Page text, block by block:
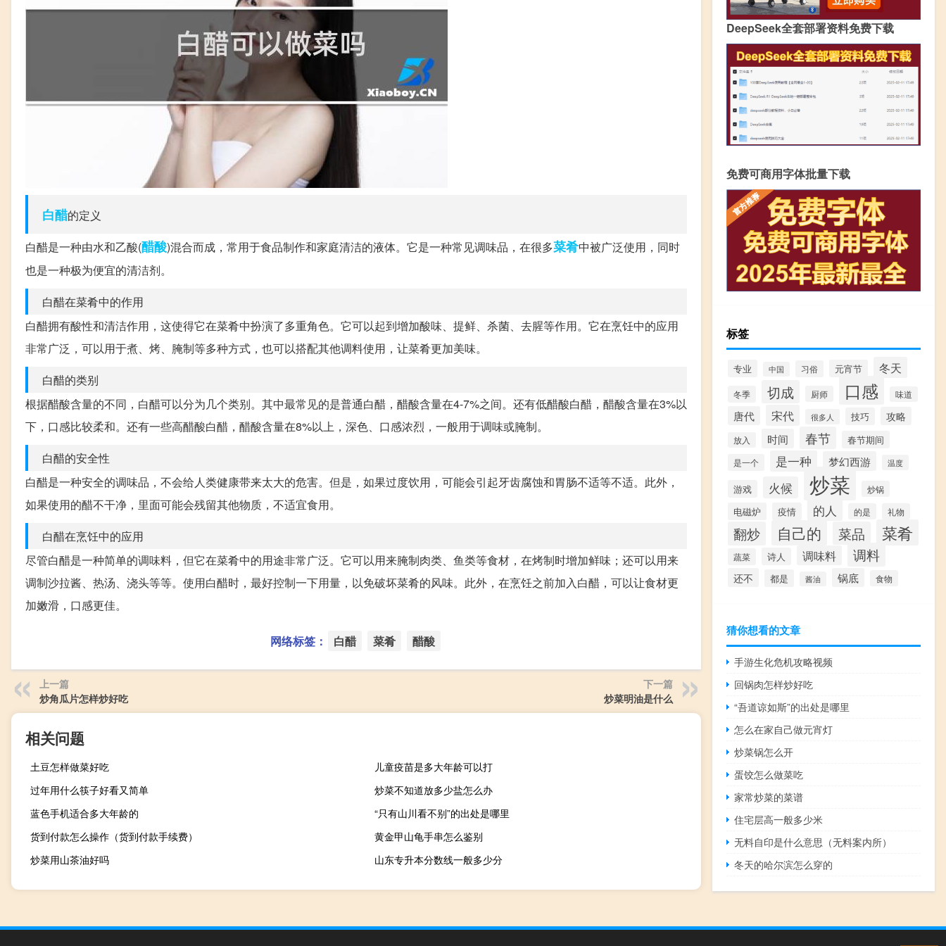
白醋的定义
白醋是一种由水和乙酸(醋酸)混合而成，常用于食品制作和家庭清洁的液体。它是一种常见调味品，在很多菜肴中被广泛使用，同时
也是一种极为便宜的清洁剂。
白醋在菜肴中的作用
白醋拥有酸性和清洁作用，这使得它在菜肴中扮演了多重角色。它可以起到增加酸味、提鲜、杀菌、去腥等作用。它在烹饪中的应用
非常广泛，可以用于煮、烤、腌制等多种方式，也可以搭配其他调料使用，让菜肴更加美味。
白醋的类别
根据醋酸含量的不同，白醋可以分为几个类别。其中最常见的是普通白醋，醋酸含量在4-7%之间。还有低醋酸白醋，醋酸含量在3%以
下，口感比较柔和。还有一些高醋酸白醋，醋酸含量在8%以上，深色、口感浓烈，一般用于调味或腌制。
白醋的安全性
白醋是一种安全的调味品，不会给人类健康带来太大的危害。但是，如果过度饮用，可能会引起牙齿腐蚀和胃肠不适等不适。此外，
如果使用的醋不干净，里面可能会残留其他物质，不适宜食用。
白醋在烹饪中的应用
尽管白醋是一种简单的调味料，但它在菜肴中的用途非常广泛。它可以用来腌制肉类、鱼类等食材，在烤制时增加鲜味；还可以用来
调制沙拉酱、热汤、浇头等等。使用白醋时，最好控制一下用量，以免破坏菜肴的风味。此外，在烹饪之前加入白醋，可以让食材更
加嫩滑，口感更佳。
网络标签： 白醋 菜肴 醋酸
上一篇
炒角瓜片怎样炒好吃
下一篇
炒菜明油是什么
相关问题
土豆怎样做菜好吃
儿童疫苗是多大年龄可以打
过年用什么筷子好看又简单
炒菜不知道放多少盐怎么办
蓝色手机适合多大年龄的
“只有山川看不别”的出处是哪里
货到付款怎么操作（货到付款手续费）
黄金甲山龟手串怎么鉴别
炒菜用山茶油好吗
山东专升本分数线一般多少分
DeepSeek全套部署资料免费下载
免费可商用字体批量下载
标签
专业 中国 习俗 元宵节 冬天
冬季 切成 厨师 口感 味道
唐代 宋代 很多人 技巧 攻略
放入 时间 春节 春节期间
是一个 是一种 梦幻西游 温度
游戏 火候 炒菜 炒锅
电磁炉 疫情 的人 的是 礼物
翻炒 自己的 菜品 菜肴
蔬菜 诗人 调味料 调料
还不 都是 酱油 锅底 食物
猜你想看的文章
手游生化危机攻略视频
回锅肉怎样炒好吃
“吾道谅如斯”的出处是哪里
怎么在家自己做元宵灯
炒菜锅怎么开
蛋饺怎么做菜吃
家常炒菜的菜谱
住宅层高一般多少米
无料自印是什么意思（无料案内所）
冬天的哈尔滨怎么穿的